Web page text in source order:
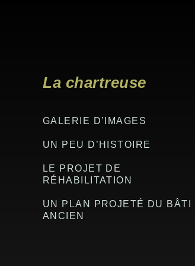
La chartreuse
GALERIE D’IMAGES
UN PEU D’HISTOIRE
LE PROJET DE
RÉHABILITATION
UN PLAN PROJETÉ DU BÂTI
ANCIEN